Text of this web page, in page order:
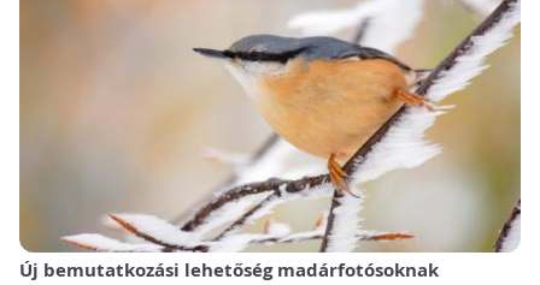
Új bemutatkozási lehetőség madárfotósoknak